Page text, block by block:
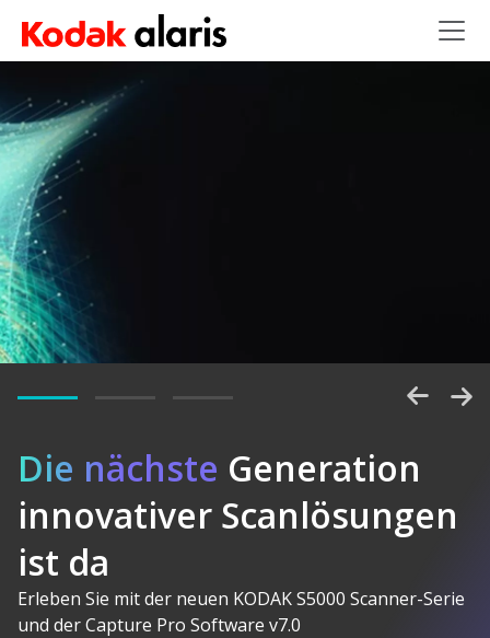
Skip to main content
Die nächste Generation
innovativer Scanlösungen
ist da
Erleben Sie mit der neuen KODAK S5000 Scanner-Serie
und der Capture Pro Software v7.0
AI-gestützte
Entsperren